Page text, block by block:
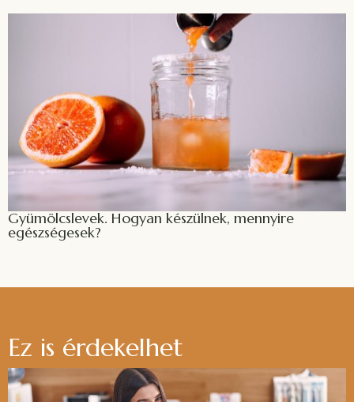
Gyümölcslevek. Hogyan készülnek, mennyire
egészségesek?
Ez is érdekelhet